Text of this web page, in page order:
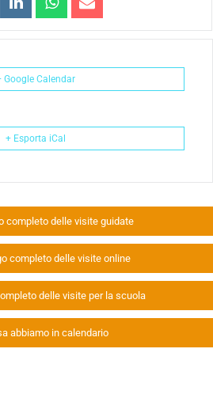
Google Calendar
+ Esporta iCal
completo delle visite guidate
completo delle visite online
delle visite per la scuola
abbiamo in calendario